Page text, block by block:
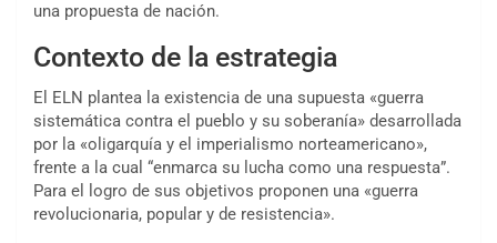
una propuesta de nación.
Contexto de la estrategia
El ELN plantea la existencia de una supuesta «guerra
sistemática contra el pueblo y su soberanía» desarrollada
por la «oligarquía y el imperialismo norteamericano»,
frente a la cual “enmarca su lucha como una respuesta”.
Para el logro de sus objetivos proponen una «guerra
revolucionaria, popular y de resistencia».